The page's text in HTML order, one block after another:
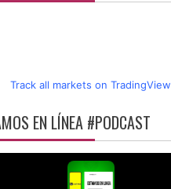
Track all markets on TradingView
EN LÍNEA #PODCAST